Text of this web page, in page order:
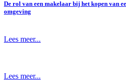
De rol van een makelaar bij het kopen van
omgeving
Lees meer...
Lees meer...